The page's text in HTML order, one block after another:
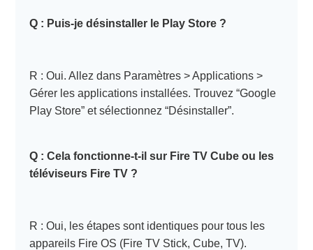
Q : Puis-je désinstaller le Play Store ?
R : Oui. Allez dans Paramètres > Applications >
Gérer les applications installées. Trouvez “Google
Play Store” et sélectionnez “Désinstaller”.
Q : Cela fonctionne-t-il sur Fire TV Cube ou les
téléviseurs Fire TV ?
R : Oui, les étapes sont identiques pour tous les
appareils Fire OS (Fire TV Stick, Cube, TV).